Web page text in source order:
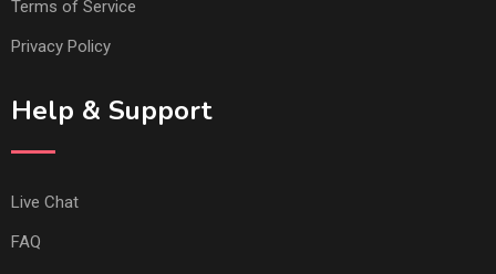
Terms of Service
Privacy Policy
Help & Support
Live Chat
FAQ